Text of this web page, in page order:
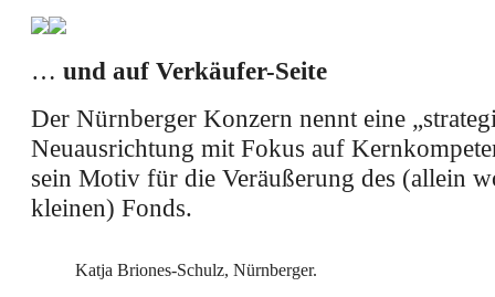
… und auf Verkäufer-Seite
Der Nürnberger Konzern nennt eine
Neuausrichtung mit Fokus auf
sein Motiv für die Veräußerung des (allein
kleinen) Fonds.
Katja Briones-Schulz, Nürnberger.